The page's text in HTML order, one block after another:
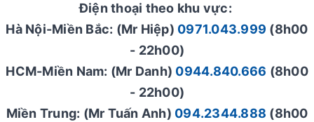
Điện thoại theo khu vực:
Hà Nội-Miền Bắc: (Mr Hiệp) 0971.043.999 (8h00
- 22h00)
HCM-Miền Nam: (Mr Danh) 0944.840.666 (8h00
- 22h00)
Miền Trung: (Mr Tuấn Anh) 094.2344.888 (8h00